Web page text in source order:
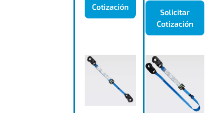
Cotización
Solicitar
Cotización